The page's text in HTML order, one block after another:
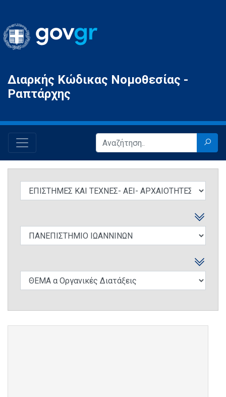
Gov.gr
Διαρκής Κώδικας Νομοθεσίας -
Ραπτάρχης